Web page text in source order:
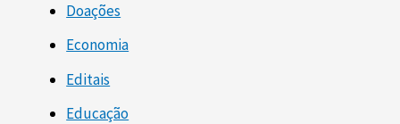
Doações
Economia
Editais
Educação